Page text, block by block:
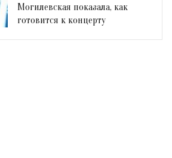
Могилевская показала, как
готовится к концерту